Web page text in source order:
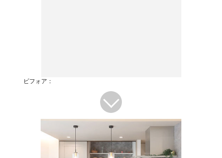
ビフォア：